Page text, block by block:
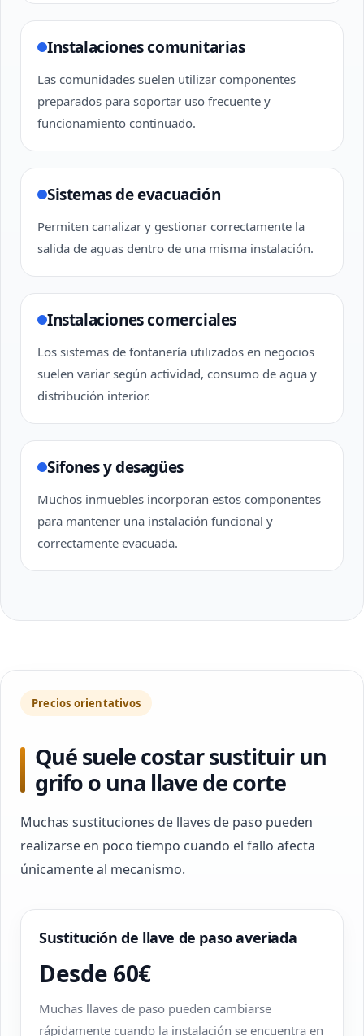
Instalaciones comunitarias
Las comunidades suelen utilizar componentes
preparados para soportar uso frecuente y
funcionamiento continuado.
Sistemas de evacuación
Permiten canalizar y gestionar correctamente la
salida de aguas dentro de una misma instalación.
Instalaciones comerciales
Los sistemas de fontanería utilizados en negocios
suelen variar según actividad, consumo de agua y
distribución interior.
Sifones y desagües
Muchos inmuebles incorporan estos componentes
para mantener una instalación funcional y
correctamente evacuada.
Precios orientativos
Qué suele costar sustituir un
grifo o una llave de corte
Muchas sustituciones de llaves de paso pueden
realizarse en poco tiempo cuando el fallo afecta
únicamente al mecanismo.
Sustitución de llave de paso averiada
Desde 60€
Muchas llaves de paso pueden cambiarse
rápidamente cuando la instalación se encuentra en